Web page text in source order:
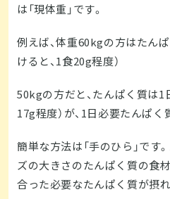
は「現体重」です。
例えば、体重60kgの方はたん
けると、1食20g程度）
50kgの方だと、たんぱく質は1
17g程度）が、1日必要たんぱく
簡単な方法は「手のひら」です
ズの大きさのたんぱく質の食
合った必要なたんぱく質が摂れ